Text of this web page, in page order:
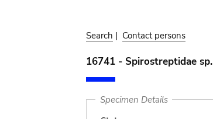
Search | Contact persons
16741 - Spirostreptidae sp.
Specimen Details